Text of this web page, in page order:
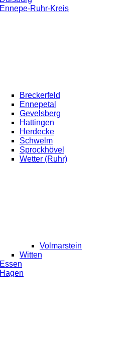
Ennepe-Ruhr-Kreis
Breckerfeld
Ennepetal
Gevelsberg
Hattingen
Herdecke
Schwelm
Sprockhövel
Wetter (Ruhr)
Volmarstein
Witten
Essen
Hagen